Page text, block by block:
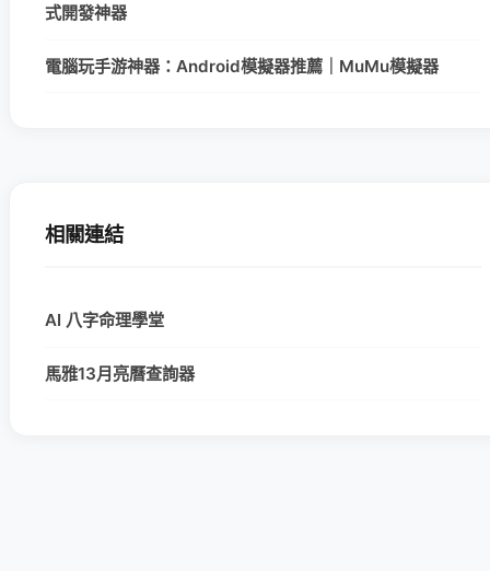
式開發神器
電腦玩手游神器：Android模擬器推薦｜MuMu模擬器
相關連結
AI 八字命理學堂
馬雅13月亮曆查詢器